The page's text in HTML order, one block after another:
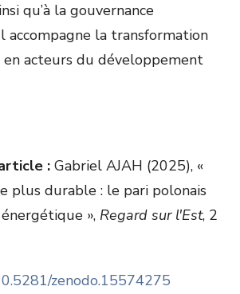
qu’à la gouvernance
accompagne la transformation
acteurs du développement
: Gabriel AJAH (2025), «
plus durable : le pari polonais
», Regard sur l'Est, 2
zenodo.15574275